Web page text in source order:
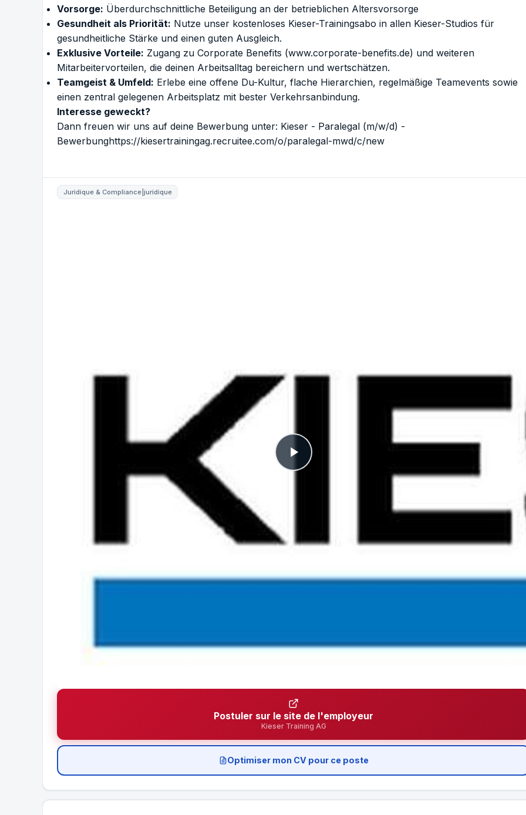
Vorsorge: Überdurchschnittliche Beteiligung an der betrieblichen Altersvorsorge
Gesundheit als Priorität: Nutze unser kostenloses Kieser-Trainingsabo in allen Kieser-Studios für
gesundheitliche Stärke und einen guten Ausgleich.
Exklusive Vorteile: Zugang zu Corporate Benefits (www.corporate-benefits.de) und weiteren
Mitarbeitervorteilen, die deinen Arbeitsalltag bereichern und wertschätzen.
Teamgeist & Umfeld: Erlebe eine offene Du-Kultur, flache Hierarchien, regelmäßige Teamevents sowie
einen zentral gelegenen Arbeitsplatz mit bester Verkehrsanbindung.
Interesse geweckt?
Dann freuen wir uns auf deine Bewerbung unter: Kieser - Paralegal (m/w/d) -
Bewerbunghttps://kiesertrainingag.recruitee.com/o/paralegal-mwd/c/new
Juridique & Compliance|juridique
Postuler sur le site de l'employeur
Kieser Training AG
Optimiser mon CV pour ce poste